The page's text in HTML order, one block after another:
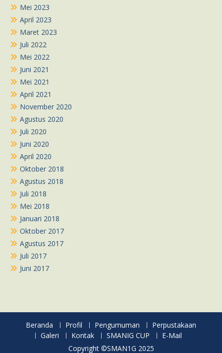
Mei 2023
April 2023
Maret 2023
Juli 2022
Mei 2022
Juni 2021
Mei 2021
April 2021
November 2020
Agustus 2020
Juli 2020
Juni 2020
April 2020
Oktober 2018
Agustus 2018
Juli 2018
Mei 2018
Januari 2018
Oktober 2017
Agustus 2017
Juli 2017
Juni 2017
Beranda Profil Pengumuman
Perpustakaan
Galeri
Kontak SMANIG CUP
E-Mail
Copyright ©SMAN1G 2025